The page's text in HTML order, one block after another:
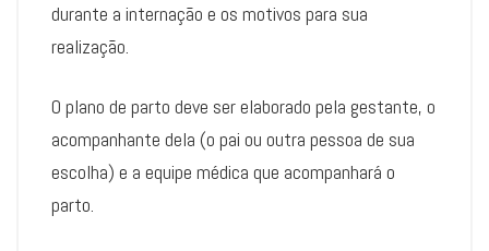
durante a internação e os motivos para sua
realização.
O plano de parto deve ser elaborado pela gestante, o
acompanhante dela (o pai ou outra pessoa de sua
escolha) e a equipe médica que acompanhará o
parto.